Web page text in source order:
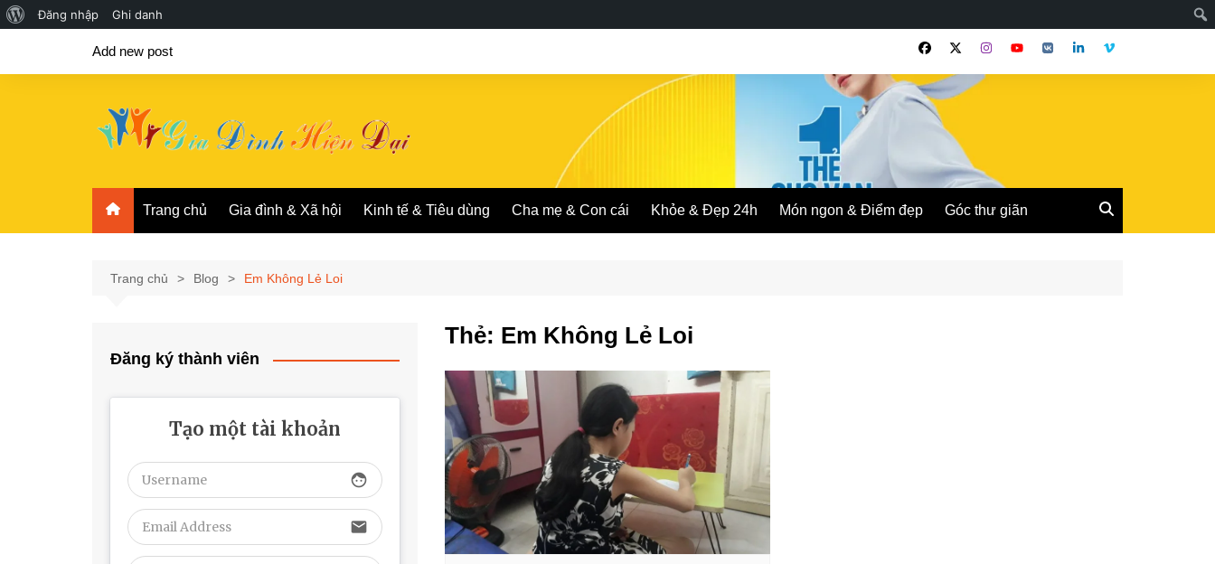
Giới
về
Đăng nhập Ghi danh
Add new post
Trang chủ Gia đình & Xã hội Kinh tế & Tiêu dùng Cha mẹ & Con cái Khỏe & Đẹp 24h Món ngon & Điểm đẹp Góc thư giãn
Trang chủ Blog Em Không Lẻ Loi
Thẻ: Em Không Lẻ Loi
Đăng ký thành viên
Tạo một tài khoản
face
email